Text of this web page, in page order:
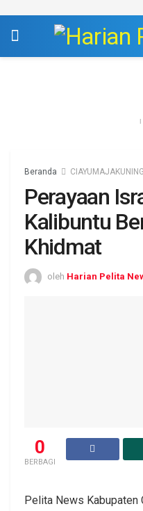
Beranda CIAYUMAJAKUNING
Perayaan
Kalibuntu
Khidmat
oleh Harian Pelita
0
BERBAGI
Pelita News Kabupaten